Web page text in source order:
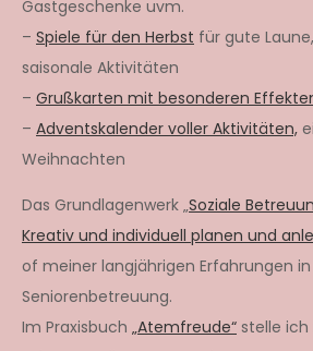
Gastgeschenke uvm.
– Spiele für den Herbst für gute
saisonale Aktivitäten
– Grußkarten mit besonderen
– Adventskalender voller Aktivitäten,
Weihnachten
Das Grundlagenwerk „Soziale
Kreativ und individuell planen und
of meiner langjährigen Erfahrungen
Seniorenbetreuung.
Im Praxisbuch „Atemfreude“ stelle ich